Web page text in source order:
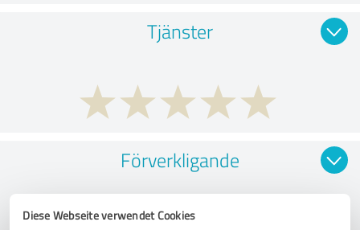
Diese Webseite verwendet Cookies
Tjänster
Förverkligande